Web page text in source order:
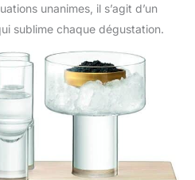
unanimes, il s’agit d’un
sublime chaque dégustation.